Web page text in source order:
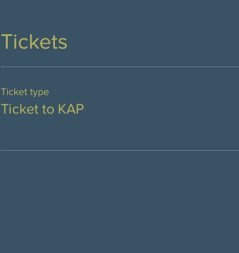
Tickets
Ticket type
Ticket to KAP